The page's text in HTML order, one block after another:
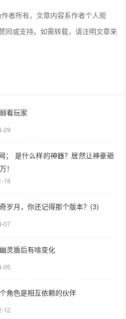
者所有，文章内容系作者个人观
同或支持。如需转载，请注明文章来
看玩家
29
； 是什么样的神器？居然让神豪砸
！
18
岁月，你还记得那个版本？(3)
07
灵盾后有啥变化
05
角色是相互依赖的伙伴
12